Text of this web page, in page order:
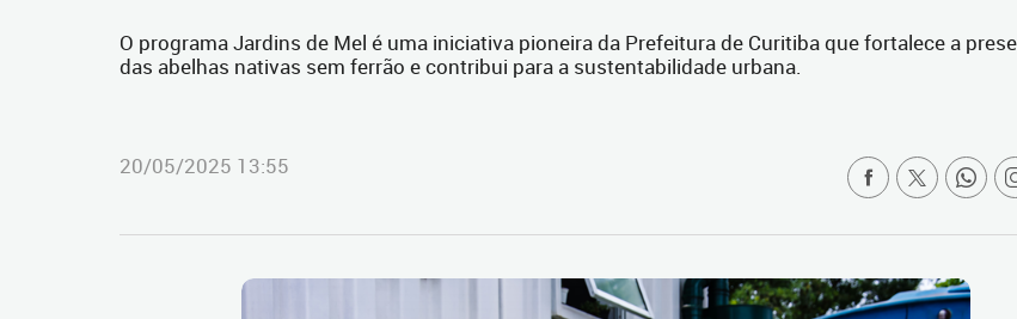
O programa Jardins de Mel é uma iniciativa pioneira da Prefeitura de Curitiba que fortalece a
das abelhas nativas sem ferrão e contribui para a sustentabilidade urbana.
20/05/2025 13:55